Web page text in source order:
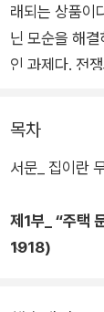
래되는 상품이
닌 모순을 해
인 과제다. 전
가 크다.
역사적 접근을
하는가에 대한
에 대한 균형자
목차
서문_ 집이란
제1부_ “주택
1918)